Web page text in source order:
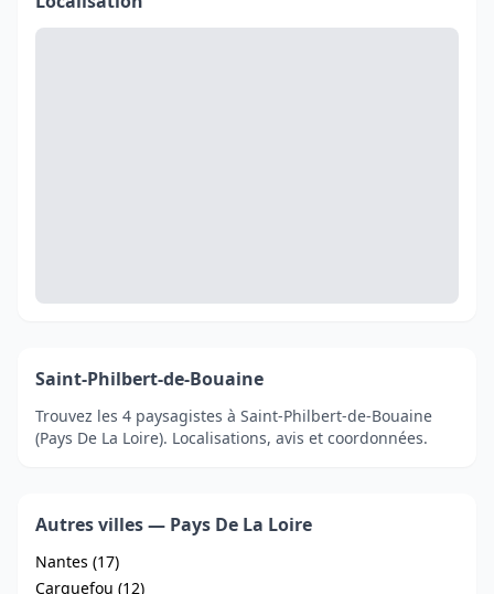
Saint-Philbert-de-Bouaine
Trouvez les 4 paysagistes à Saint-Philbert-de-Bouaine
(Pays De La Loire). Localisations, avis et coordonnées.
Autres villes — Pays De La Loire
Nantes (17)
Carquefou (12)